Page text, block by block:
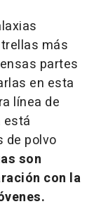
más
partes
en esta
línea de
está
de polvo
son
con la